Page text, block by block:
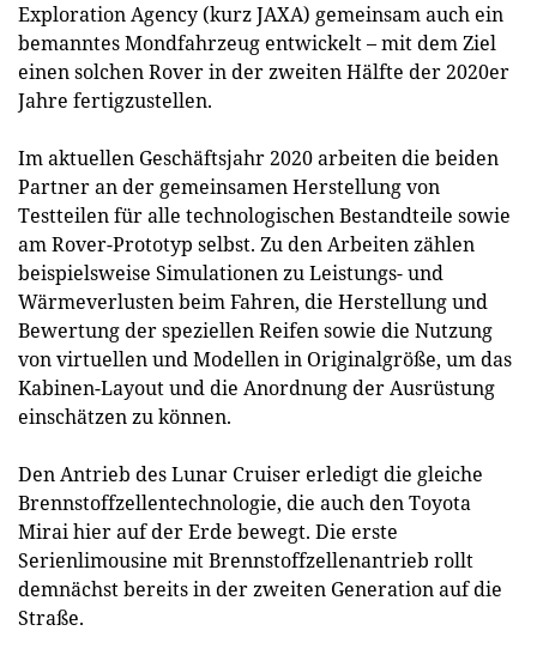
Exploration Agency (kurz JAXA) gemeinsam auch ein
bemanntes Mondfahrzeug entwickelt – mit dem Ziel
einen solchen Rover in der zweiten Hälfte der 2020er
Jahre fertigzustellen.
Im aktuellen Geschäftsjahr 2020 arbeiten die beiden
Partner an der gemeinsamen Herstellung von
Testteilen für alle technologischen Bestandteile sowie
am Rover-Prototyp selbst. Zu den Arbeiten zählen
beispielsweise Simulationen zu Leistungs- und
Wärmeverlusten beim Fahren, die Herstellung und
Bewertung der speziellen Reifen sowie die Nutzung
von virtuellen und Modellen in Originalgröße, um das
Kabinen-Layout und die Anordnung der Ausrüstung
einschätzen zu können.
Den Antrieb des Lunar Cruiser erledigt die gleiche
Brennstoffzellentechnologie, die auch den Toyota
Mirai hier auf der Erde bewegt. Die erste
Serienlimousine mit Brennstoffzellenantrieb rollt
demnächst bereits in der zweiten Generation auf die
Straße.